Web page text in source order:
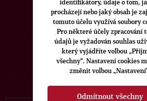
ODEBÍREJTE NÁŠ
identifikátory, údaje o tom,
procházejí nebo jaký obsah je
tomuto účelu využívá soubory
Pro některé účely zpracování
údajů je vyžadován souhlas
který vyjádříte volbou
všechny“. Nastavení cookies
změnit volbou
Odmítnout všechny